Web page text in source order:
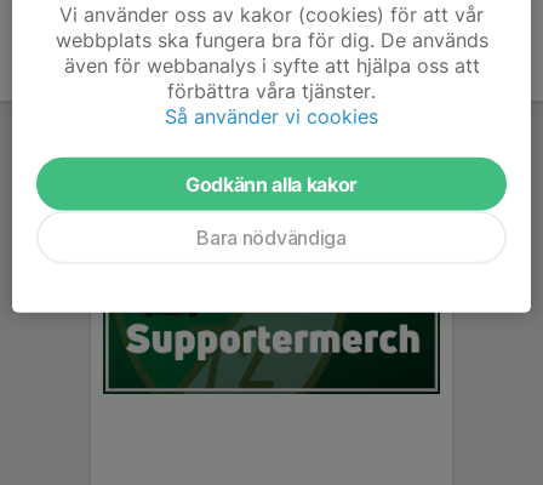
Vi använder oss av kakor (cookies) för att vår
webbplats ska fungera bra för dig. De används
även för webbanalys i syfte att hjälpa oss att
förbättra våra tjänster.
Så använder vi cookies
Godkänn alla kakor
Bara nödvändiga